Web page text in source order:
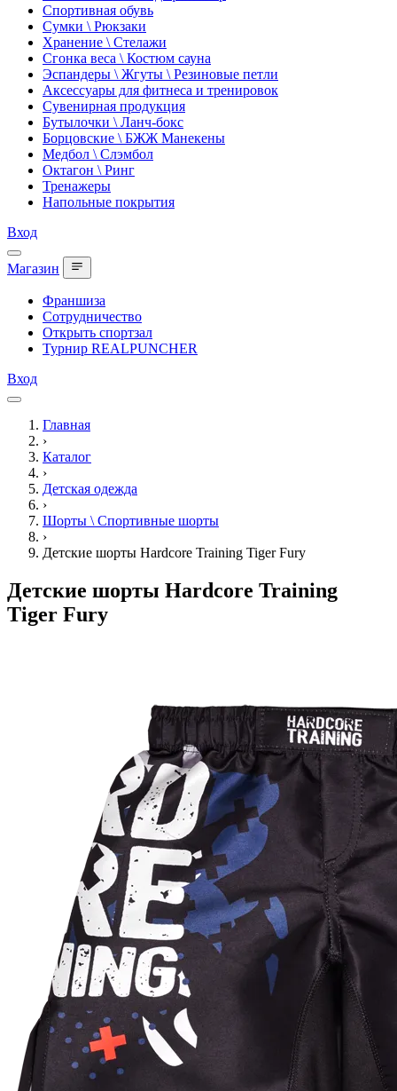
Спортивная обувь
Сумки \ Рюкзаки
Хранение \ Стелажи
Сгонка веса \ Костюм сауна
Эспандеры \ Жгуты \ Резиновые петли
Аксессуары для фитнеса и тренировок
Сувенирная продукция
Бутылочки \ Ланч-бокс
Борцовские \ БЖЖ Манекены
Медбол \ Слэмбол
Октагон \ Ринг
Тренажеры
Напольные покрытия
Вход
Магазин
Франшиза
Сотрудничество
Открыть спортзал
Турнир REALPUNCHER
Вход
Главная
›
Каталог
›
Детская одежда
›
Шорты \ Спортивные шорты
›
Детские шорты Hardcore Training Tiger Fury
Детские шорты Hardcore Training
Tiger Fury